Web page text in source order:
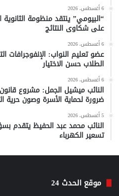
6 أغسطس، 2026
“البيومي” ينتقد منظومة
على شكاوى النتائج
6 أغسطس، 2026
عضو تعليم النواب: الإنفوجرافات
الطلاب حسن الاختيار
6 أغسطس، 2026
النائب ميشيل الجمل: مشروع
ضرورة لحماية الأسرة وصون حرية
5 أغسطس، 2026
النائب محمد عبد الحفيظ يتقدم
تسعير الكهرباء
موقع الحدث 24